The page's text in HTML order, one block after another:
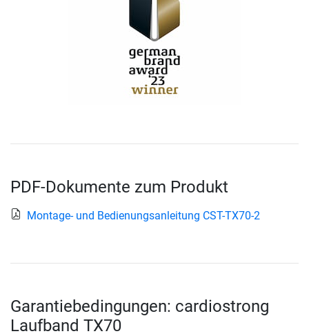
PDF-Dokumente zum Produkt
Montage- und Bedienungsanleitung CST-TX70-2
Garantiebedingungen: cardiostrong
Laufband TX70